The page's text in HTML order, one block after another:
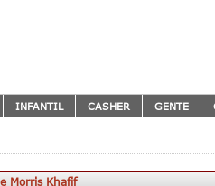
INFANTIL CASHER GENTE